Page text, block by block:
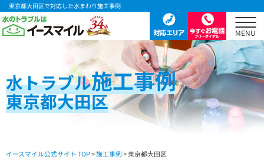
東京都大田区で対応した水まわり施工事例
水トラブル施工事例
東京都大田区
イースマイル公式サイト TOP>施工事例 > 東京都大田区